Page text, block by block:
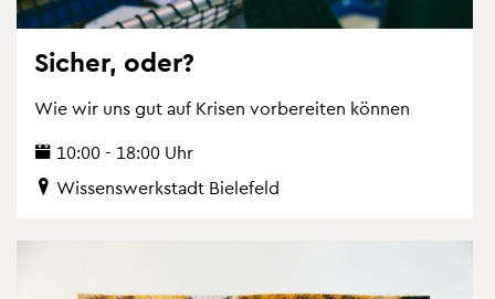
Si­cher, oder?
Wie wir uns gut auf Kri­sen vor­be­rei­ten kön­nen
10:00 - 18:00 Uhr
Wis­sens­werk­stadt Bie­le­feld